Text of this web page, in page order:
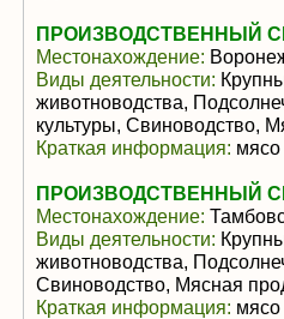
ПРОИЗВОДСТВЕННЫЙ
Местонахождение:
Виды деятельности:
животноводства,
культуры, Свиноводство,
Краткая информация: мясо
ПРОИЗВОДСТВЕННЫЙ
Местонахождение:
Виды деятельности:
животноводства,
Свиноводство, Мясная
Краткая информация: мясо